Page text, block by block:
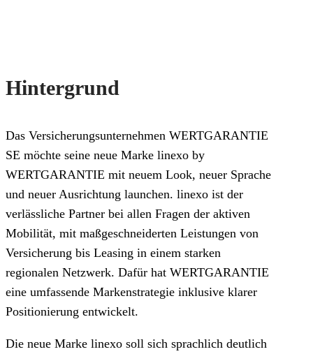
Hintergrund
Das Versicherungsunternehmen WERTGARANTIE
SE möchte seine neue Marke linexo by
WERTGARANTIE mit neuem Look, neuer Sprache
und neuer Ausrichtung launchen. linexo ist der
verlässliche Partner bei allen Fragen der aktiven
Mobilität, mit maßgeschneiderten Leistungen von
Versicherung bis Leasing in einem starken
regionalen Netzwerk. Dafür hat WERTGARANTIE
eine umfassende Markenstrategie inklusive klarer
Positionierung entwickelt.
Die neue Marke linexo soll sich sprachlich deutlich